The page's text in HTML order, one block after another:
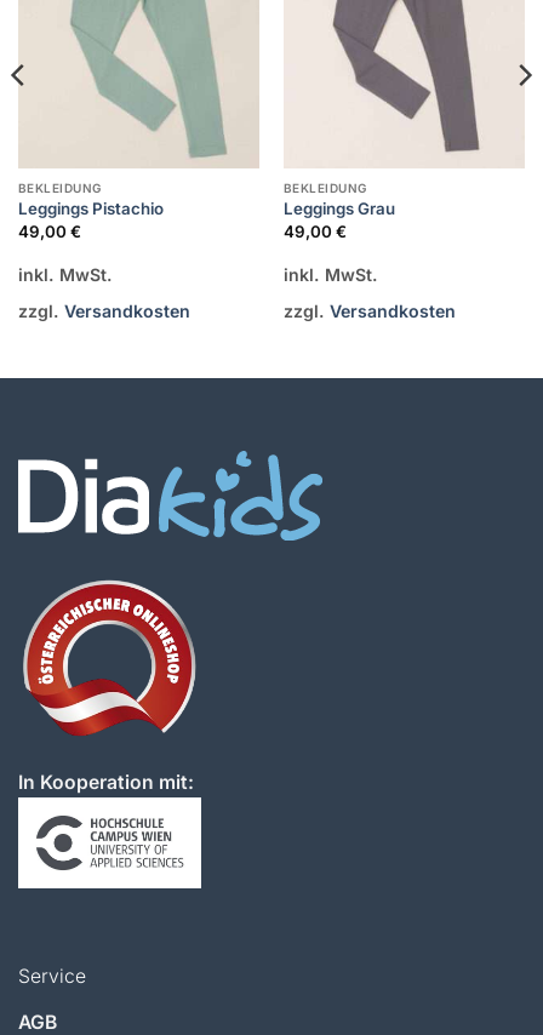
BEKLEIDUNG
Leggings Pistachio
49,00 €
inkl. MwSt.
zzgl. Versandkosten
BEKLEIDUNG
Leggings Grau
49,00 €
inkl. MwSt.
zzgl. Versandkosten
In Kooperation mit:
Service
AGB